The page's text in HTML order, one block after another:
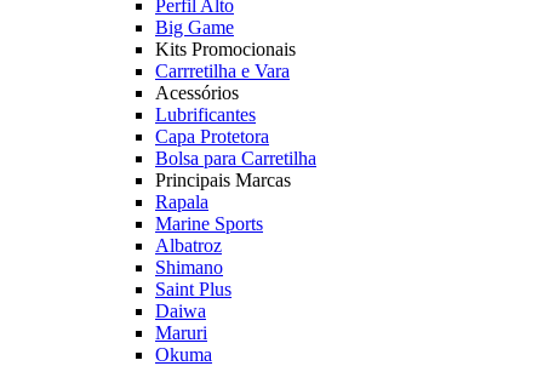
Perfil Alto
Big Game
Kits Promocionais
Carrretilha e Vara
Acessórios
Lubrificantes
Capa Protetora
Bolsa para Carretilha
Principais Marcas
Rapala
Marine Sports
Albatroz
Shimano
Saint Plus
Daiwa
Maruri
Okuma